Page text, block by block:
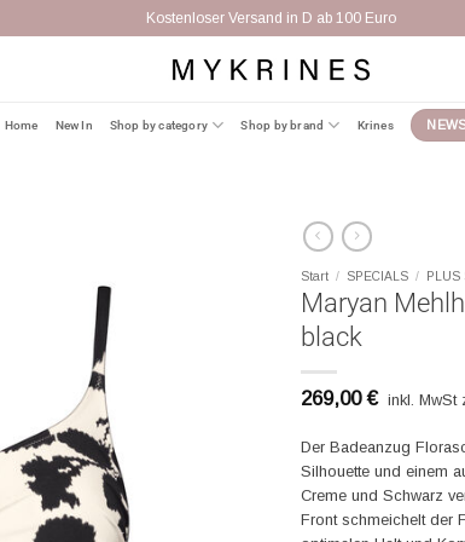
Kostenloser Versand in D ab 100 Euro
Home New In Shop by category Shop by brand Krines
Start / SPECIALS / PLUS
Maryan
black
269,00€ inkl. MwSt
Der Badeanzug
Silhouette und einem
Creme und Schwarz
Front schmeichelt der